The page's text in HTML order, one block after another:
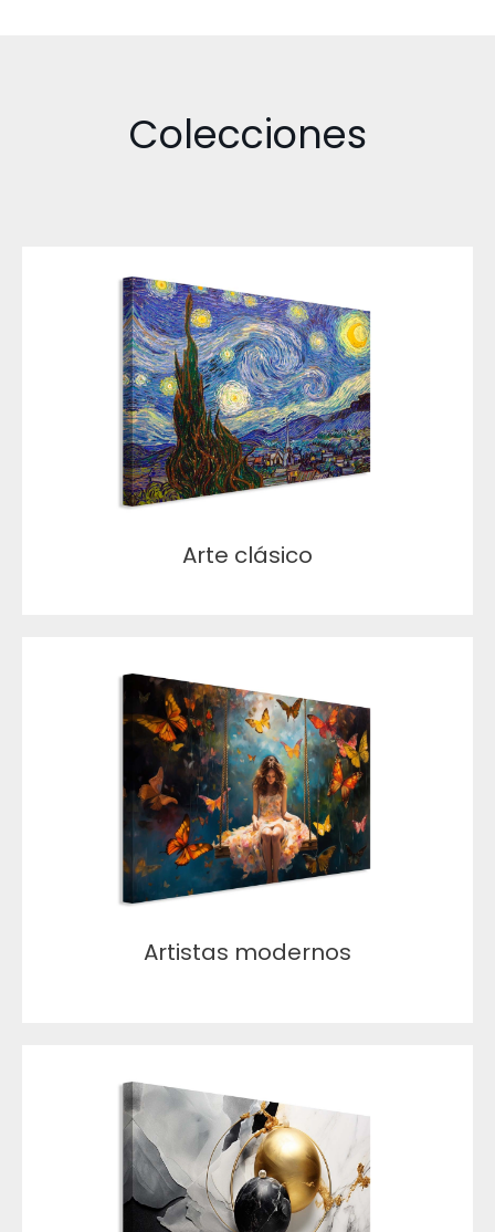
Colecciones
Arte clásico
Artistas modernos